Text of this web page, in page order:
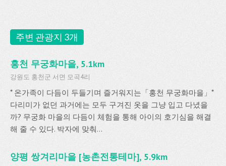
주변 관광지 3개
홍천 무궁화마을, 5.1km
강원도 홍천군 서면 모곡4리
* 온가족이 다듬이 두들기며 즐거워지는「홍천 무궁화마을」*
다리미가 없던 과거에는 모두 구겨진 옷을 그냥 입고 다녔을
까? 무궁화 마을의 다듬이 체험을 통해 아이의 호기심을 해결
해 줄 수 있다. 박자에 맞춰...
양평 쌍겨리마을 [농촌전통테마], 5.9km